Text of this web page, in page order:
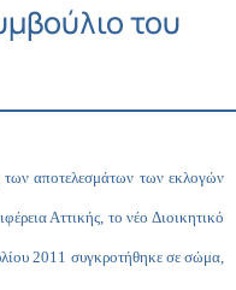
του
αποτελεσμάτων των εκλογών
Αττικής, το νέο Διοικητικό
2011 συγκροτήθηκε σε σώμα,